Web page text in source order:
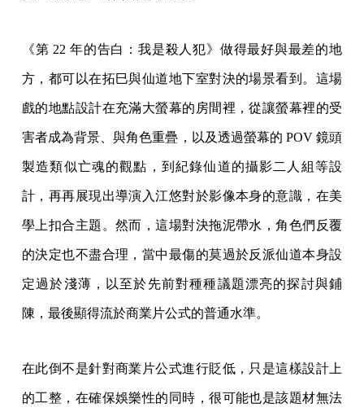
《第 22 年的告白：我是殺人犯》做得最好與最差的地
方，都可以在拓巳與仙道地下室對決的場景看到。這場
戲的地點設計在充滿大螢幕的房間裡，從讓螢幕裡的受
害者成為背景、與角色重疊，以及透過螢幕的 POV 鏡頭
製造類似亡魂的觀點，到紀錄仙道的攝影二人組等設
計，再再展現出導演入江悠對於影像本身的意識，在美
學上扣合主題。然而，這場對決拖泥帶水，角色們反覆
的決定也不盡合理，當中最傷的莫過於反派仙道本身設
定過於淺薄，以至於先前對種種議題漂亮的探討與鋪
陳，最後顯得流於商業片公式的普通水準。
在此倒不是針對商業片公式進行貶低，只是這樣設計上
的工整，在確保娛樂性的同時，很可能也是該題材無法